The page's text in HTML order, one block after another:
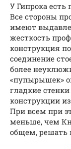
У Гипрока
Все стороны
имеют
жесткость
конструкция
соединение
более
«пупырышек»
гладкие
конструкции
При всем при
меньше, чем
общем, решать